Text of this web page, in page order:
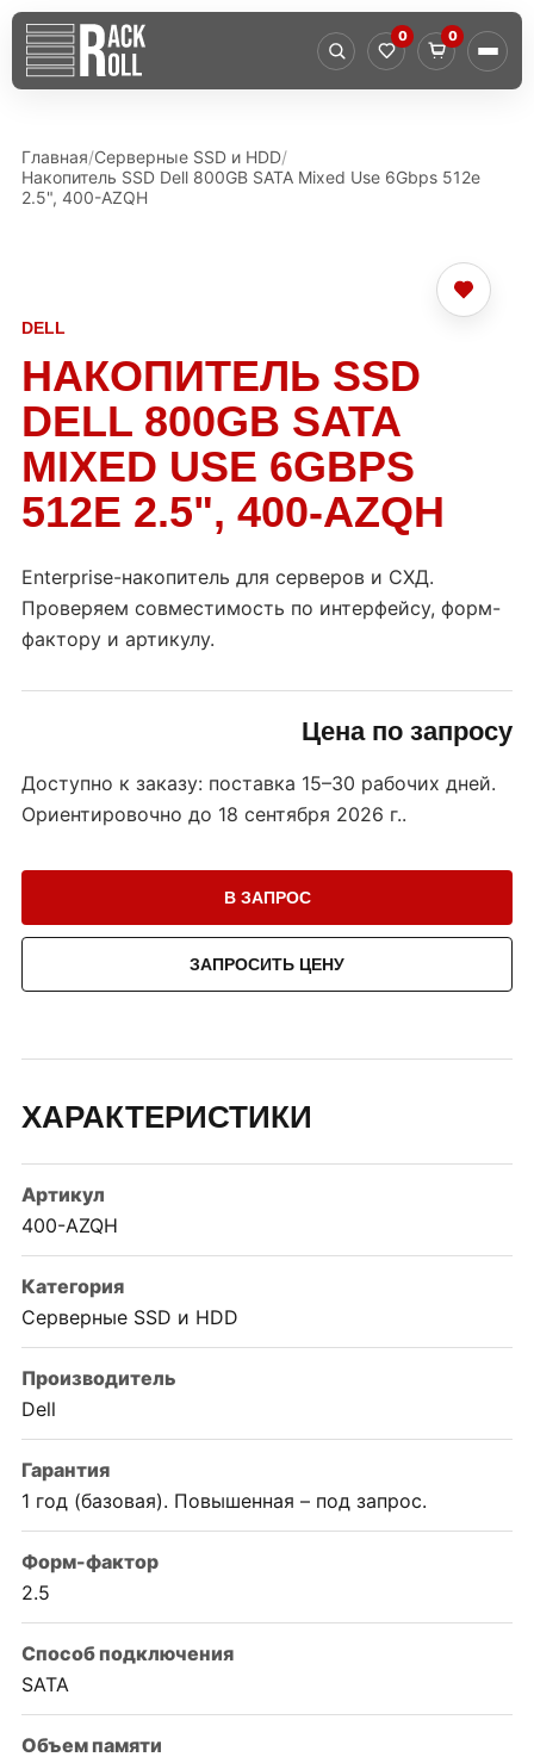
0 0
Главная Серверные SSD и HDD
Накопитель SSD Dell 800GB SATA Mixed Use 6Gbps 512e
2.5", 400-AZQH
DELL
НАКОПИТЕЛЬ SSD
DELL 800GB SATA
MIXED USE 6GBPS
512E 2.5", 400-AZQH
Enterprise-накопитель для серверов и СХД.
Проверяем совместимость по интерфейсу, форм-
фактору и артикулу.
Цена по запросу
Доступно к заказу: поставка 15–30 рабочих дней.
Ориентировочно до 18 сентября 2026 г..
В ЗАПРОС
ЗАПРОСИТЬ ЦЕНУ
ХАРАКТЕРИСТИКИ
Артикул
400-AZQH
Категория
Серверные SSD и HDD
Производитель
Dell
Гарантия
1 год (базовая). Повышенная – под запрос.
Форм-фактор
2.5
Способ подключения
SATA
Объем памяти